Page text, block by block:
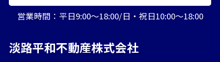
営業時間：平日9:00～18:00/日・祝日10:00～18:00
淡路平和不動産株式会社